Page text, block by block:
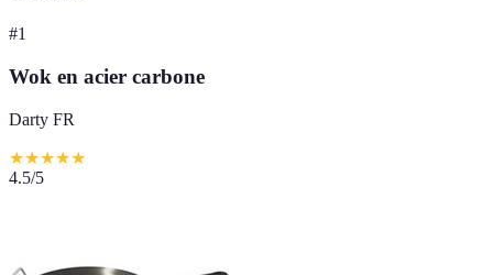
#1
Wok en acier carbone
Darty FR
★★★★★
4.5/5